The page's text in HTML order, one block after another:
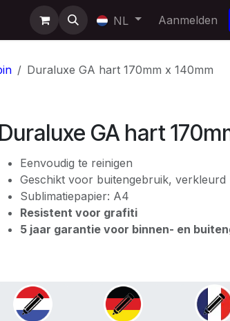
NL Aanmelden
Duraluxe GA hart 170mm x 140mm
Duraluxe GA hart
Eenvoudig te reinigen
Geschikt voor buitengebruik,
Sublimatiepapier: A4
Resistent voor grafiti
5 jaar garantie voor binnen- en